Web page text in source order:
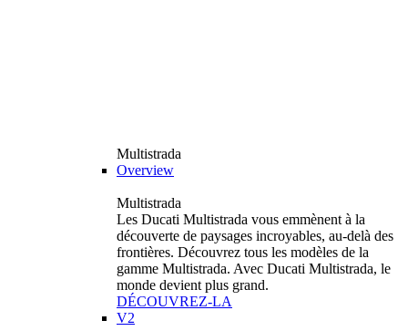
Multistrada
Overview
Multistrada
Les Ducati Multistrada vous emmènent à la
découverte de paysages incroyables, au-delà des
frontières. Découvrez tous les modèles de la
gamme Multistrada. Avec Ducati Multistrada, le
monde devient plus grand.
DÉCOUVREZ-LA
V2